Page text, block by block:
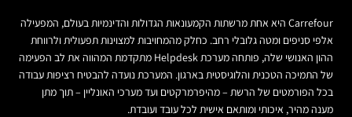
Carrefour היא אחת מרשתות הקמעונאות הגדולות והדינמיות בעולם, המפעילה
אלפי סניפים ומטה גלובלי רחב. כחלק מהמחויבות למצוינות תפעולית ולרווחת
ההון האנושי שלה, פותחה מערכתHelpdesk מתקדמת המהווה את לב הפעימה
של התמיכה הטכנית והלוגיסטית בארגון. המערכת נועדה להבטיח רציפות עבודה
בכל הפורמטים של הרשת – מהיפרמרקטים ועד מערכי האונליין – תוך מתן
מענה מהיר, איכותי ומותאם אישית לכל עובד ועובדת.